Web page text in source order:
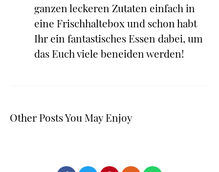
ganzen leckeren Zutaten einfach in
eine Frischhaltebox und schon habt
Ihr ein fantastisches Essen dabei, um
das Euch viele beneiden werden!
Other Posts You May Enjoy